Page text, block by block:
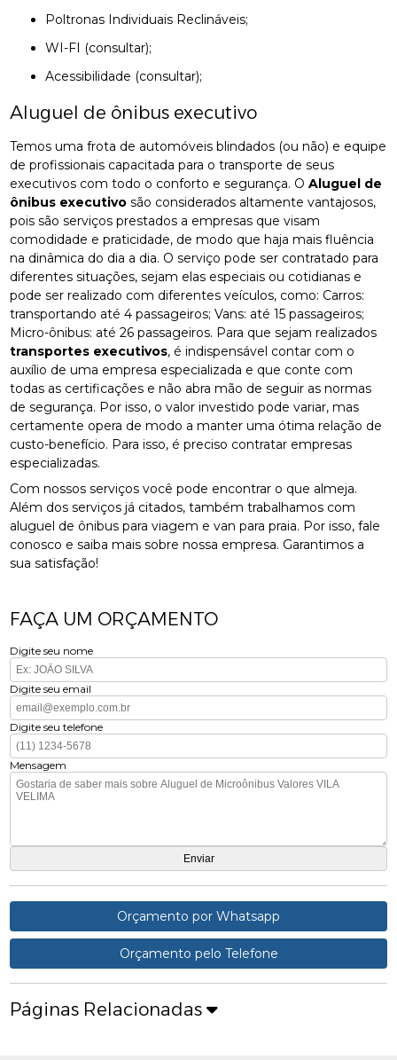
Poltronas Individuais Reclináveis;
WI-FI (consultar);
Acessibilidade (consultar);
Aluguel de ônibus executivo
Temos uma frota de automóveis blindados (ou não) e equipe
de profissionais capacitada para o transporte de seus
executivos com todo o conforto e segurança. OAluguel de
ônibus executivo são considerados altamente vantajosos,
pois são serviços prestados a empresas que visam
comodidade e praticidade, de modo que haja mais fluência
na dinâmica do dia a dia. O serviço pode ser contratado para
diferentes situações, sejam elas especiais ou cotidianas e
pode ser realizado com diferentes veículos, como: Carros:
transportando até 4 passageiros; Vans: até 15 passageiros;
Micro-ônibus: até 26 passageiros. Para que sejam realizados
transportes executivos, é indispensável contar com o
auxílio de uma empresa especializada e que conte com
todas as certificações e não abra mão de seguir as normas
de segurança. Por isso, o valor investido pode variar, mas
certamente opera de modo a manter uma ótima relação de
custo-benefício. Para isso, é preciso contratar empresas
especializadas.
Com nossos serviços você pode encontrar o que almeja.
Além dos serviços já citados, também trabalhamos com
aluguel de ônibus para viagem e van para praia. Por isso, fale
conosco e saiba mais sobre nossa empresa. Garantimos a
sua satisfação!
FAÇA UM ORÇAMENTO
Digite seu nome
Digite seu email
Digite seu telefone
Mensagem
Orçamento por Whatsapp
Orçamento pelo Telefone
Páginas Relacionadas